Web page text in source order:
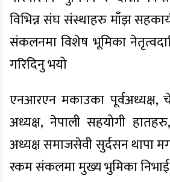
विभिन्न संघ संस्थाहरु माँझ
संकलनमा विशेष भूमिका
गरिदिनु भयो
एनआरएन मकाउका पूर्वअध्यक्ष,
अध्यक्ष, नेपाली सहयोगी
अध्यक्ष समाजसेवी सुर्दसन थापा
रकम संकलमा मुख्य भुमिका निभाई